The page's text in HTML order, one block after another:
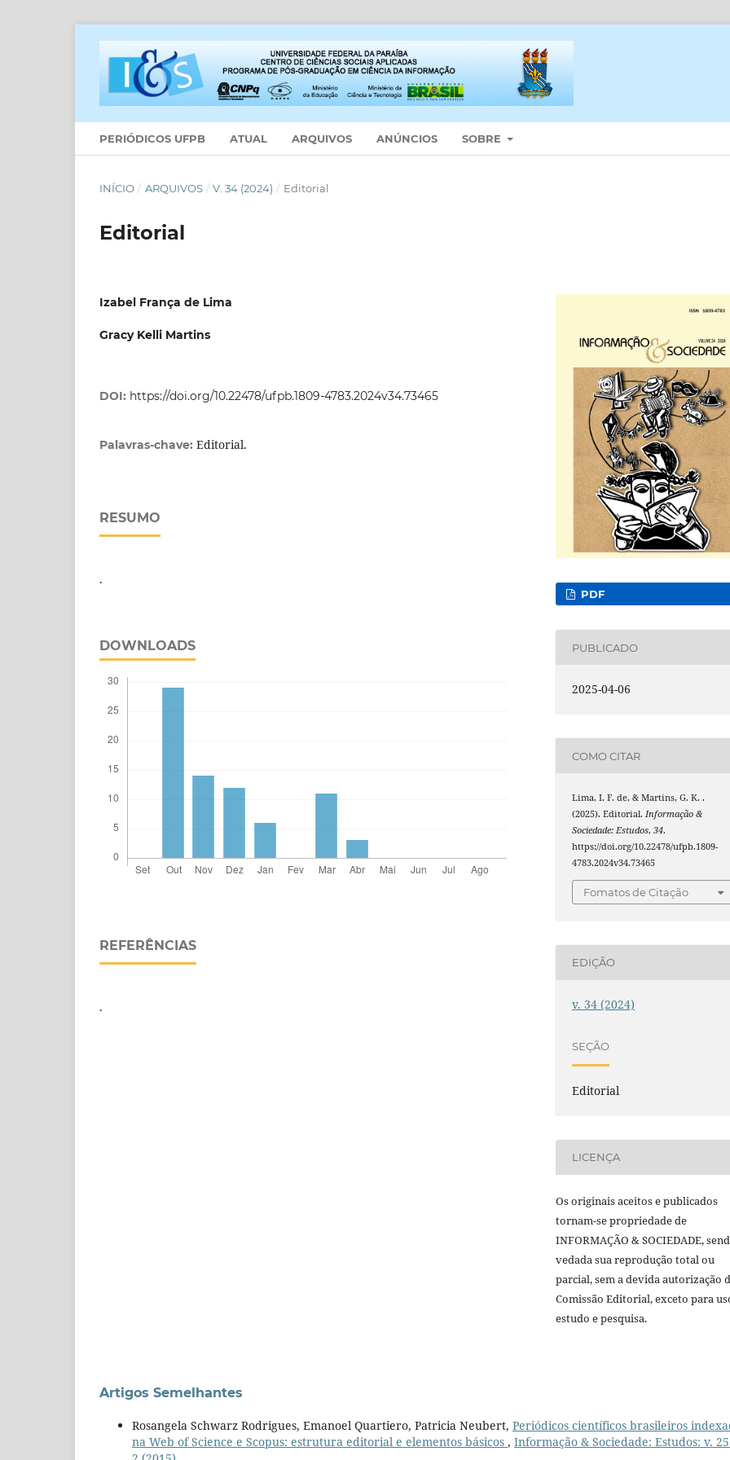
PERIÓDICOS UFPB ATUAL ARQUIVOS ANÚNCIOS SOBRE
INÍCIO / ARQUIVOS / V. 34 (2024) / Editorial
Editorial
Izabel França de Lima
Gracy Kelli Martins
DOI: https://doi.org/10.22478/ufpb.1809-4783.2024v34.73465
Palavras-chave: Editorial.
RESUMO
.
DOWNLOADS
REFERÊNCIAS
.
PDF
PUBLICADO
2025-04-06
COMO CITAR
Lima, I. F. de, & Martins, G. K. .
(2025). Editorial.Informação &
Sociedade: Estudos,34.
https://doi.org/10.22478/ufpb.1809-
4783.2024v34.73465
Fomatos de Citação
EDIÇÃO
v. 34 (2024)
SEÇÃO
Editorial
LICENÇA
Os originais aceitos e publicados
tornam-se propriedade de
INFORMAÇÃO & SOCIEDADE,
vedada sua reprodução total ou
parcial, sem a devida autorização
Comissão Editorial, exceto para
estudo e pesquisa.
Artigos Semelhantes
Rosangela Schwarz Rodrigues, Emanoel Quartiero, Patricia Neubert, Periódicos científicos brasileiros
na Web of Science e Scopus: estrutura editorial e elementos básicos , Informação & Sociedade: Estudos: v.